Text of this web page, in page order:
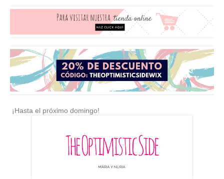
¡Hasta el próximo domingo!